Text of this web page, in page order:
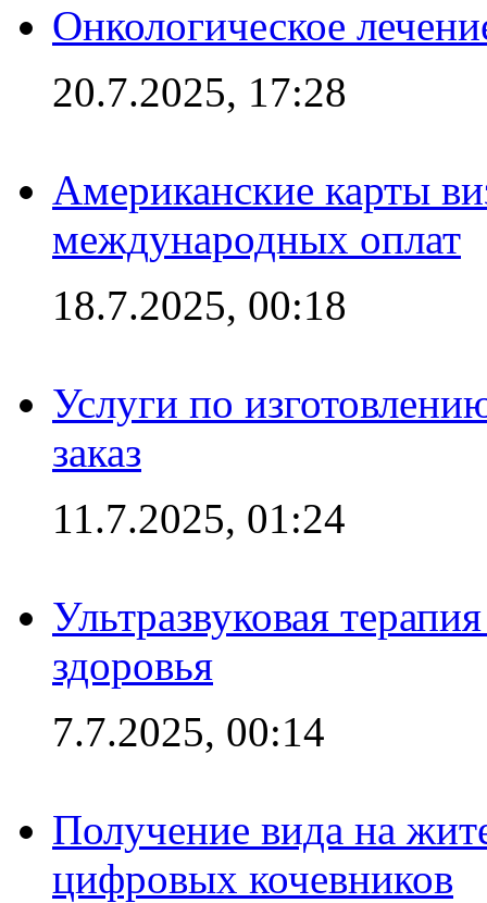
Онкологическое
20.7.2025, 17:28
Американские карты
международных оплат
18.7.2025, 00:18
Услуги по
заказ
11.7.2025, 01:24
Ультразвуковая
здоровья
7.7.2025, 00:14
Получение вида на
цифровых кочевников